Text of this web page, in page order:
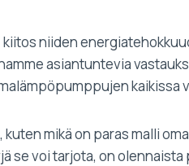
niiden
asiantuntevia
kaikissa
mikä on paras malli
se voi tarjota, on